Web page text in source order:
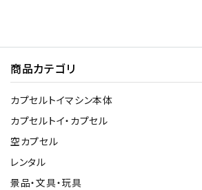
商品カテゴリ
カプセルトイマシン本体
カプセルトイ・カプセル
空カプセル
レンタル
景品・文具・玩具